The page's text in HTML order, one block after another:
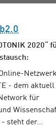
2020“
- dem
für
- steht der…